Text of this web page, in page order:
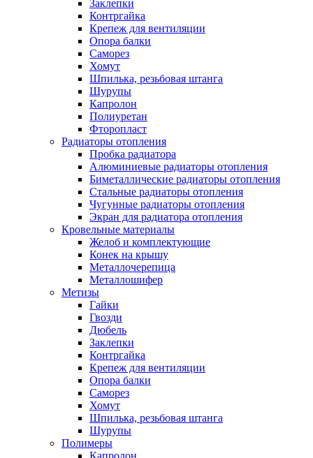
Заклепки
Контргайка
Крепеж для вентиляции
Опора балки
Саморез
Хомут
Шпилька, резьбовая штанга
Шурупы
Капролон
Полиуретан
Фторопласт
Радиаторы отопления
Пробка радиатора
Алюминиевые радиаторы отопления
Биметаллические радиаторы отопления
Стальные радиаторы отопления
Чугунные радиаторы отопления
Экран для радиатора отопления
Кровельные материалы
Желоб и комплектующие
Конек на крышу
Металлочерепица
Металлошифер
Метизы
Гайки
Гвозди
Дюбель
Заклепки
Контргайка
Крепеж для вентиляции
Опора балки
Саморез
Хомут
Шпилька, резьбовая штанга
Шурупы
Полимеры
Капролон